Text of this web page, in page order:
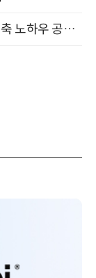
"AI 핀옵스 시스템과 토큰 관리시스템 구축 노하우 공개" 잠실 한국광고문화회관 2층 대회의실 (8/21)